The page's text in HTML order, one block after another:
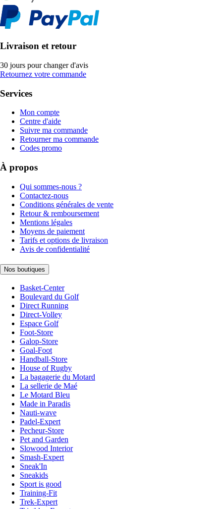
Livraison et retour
30 jours pour changer d'avis
Retournez votre commande
Services
Mon compte
Centre d'aide
Suivre ma commande
Retourner ma commande
Codes promo
À propos
Qui sommes-nous ?
Contactez-nous
Conditions générales de vente
Retour & remboursement
Mentions légales
Moyens de paiement
Tarifs et options de livraison
Avis de confidentialité
Nos boutiques
Basket-Center
Boulevard du Golf
Direct Running
Direct-Volley
Espace Golf
Foot-Store
Galop-Store
Goal-Foot
Handball-Store
House of Rugby
La bagagerie du Motard
La sellerie de Maé
Le Motard Bleu
Made in Paradis
Nauti-wave
Padel-Expert
Pecheur-Store
Pet and Garden
Slowood Interior
Smash-Expert
Sneak'In
Sneakids
Sport is good
Training-Fit
Trek-Expert